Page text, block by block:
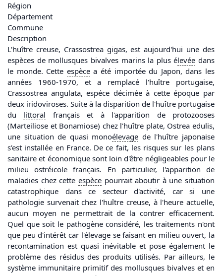
Région
Département
Commune
Description
L'huître creuse, Crassostrea gigas, est aujourd'hui une des
espèces de mollusques bivalves marins la plus élevée dans
le monde. Cette espècea été importée du Japon, dans les
années 1960-1970, et a remplacé l'huître portugaise,
Crassostrea angulata, espéce décimée à cette époque par
deux iridoviroses. Suite à la disparition de l'huître portugaise
du littoral français et à l'apparition de protozooses
(Marteiliose et Bonamiose) chez l'huître plate, Ostrea edulis,
une situation de quasi monoélevage de l'huître japonaise
s'est installée en France. De ce fait, les risques sur les plans
sanitaire et économique sont loin d'être négligeables pour le
milieu ostréicole français. En particulier, l'apparition de
maladies chez cette espècepourrait aboutir à une situation
catastrophique dans ce secteur d'activité, car si une
pathologie survenait chez l'huître creuse, à l'heure actuelle,
aucun moyen ne permettrait de la contrer efficacement.
Quel que soit le pathogène considéré, les traitements n'ont
que peu d'intérêt car l'élevagese faisant en milieu ouvert, la
recontamination est quasi inévitable et pose également le
problème des résidus des produits utilisés. Par ailleurs, le
système immunitaire primitif des mollusques bivalves et en